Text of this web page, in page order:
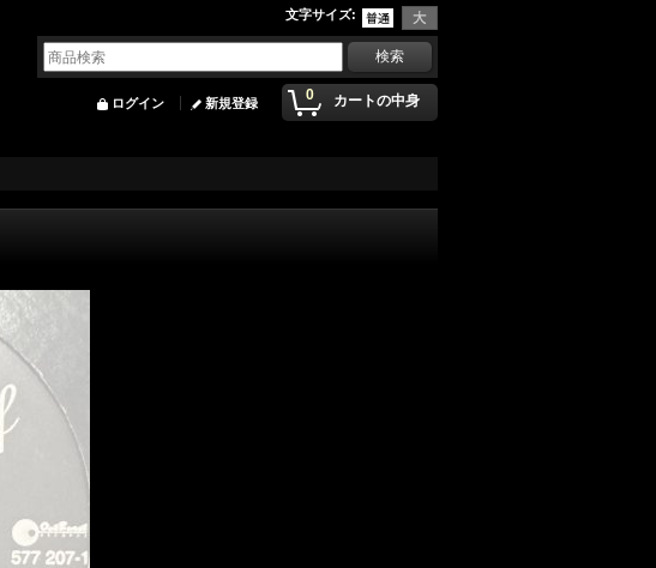
文字サイズ:
0 カートの中身
ログイン 新規登録